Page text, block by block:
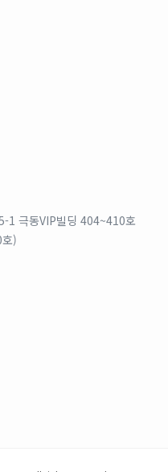
1 극동VIP빌딩 404~410호
)